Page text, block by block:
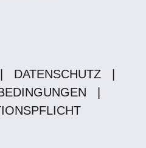
DATENSCHUTZ